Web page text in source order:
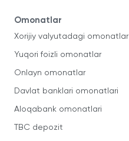
Omonatlar
Xorijiy valyutadagi omonatlar
Yuqori foizli omonatlar
Onlayn omonatlar
Davlat banklari omonatlari
Aloqabank omonatlari
TBC depozit